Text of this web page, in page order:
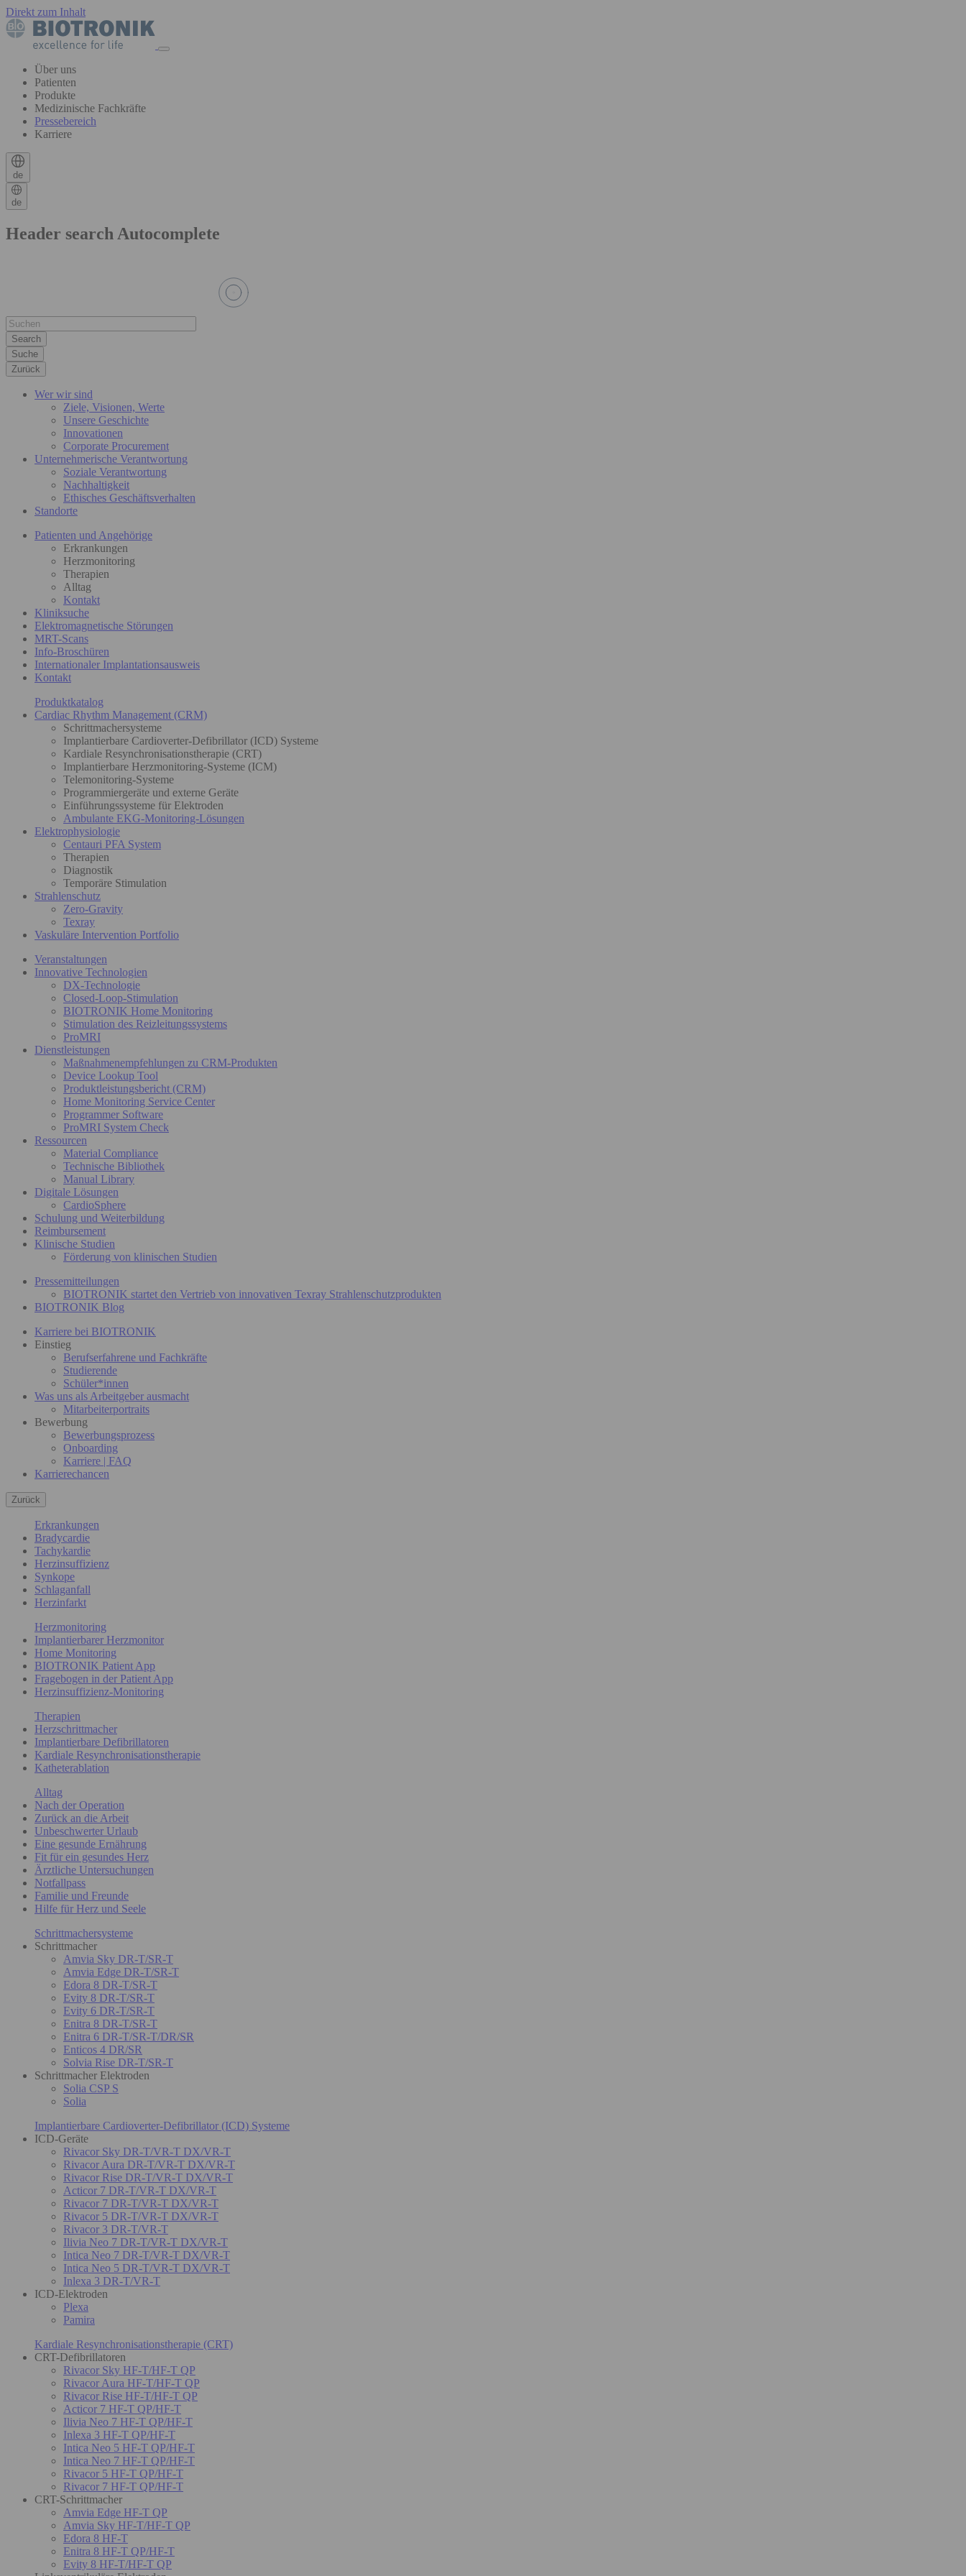
Direkt zum Inhalt
Über uns
Patienten
Produkte
Medizinische Fachkräfte
Pressebereich
Karriere
de
de
Header search Autocomplete
Suche
Zurück
Wer wir sind
Ziele, Visionen, Werte
Unsere Geschichte
Innovationen
Corporate Procurement
Unternehmerische Verantwortung
Soziale Verantwortung
Nachhaltigkeit
Ethisches Geschäftsverhalten
Standorte
Patienten und Angehörige
Erkrankungen
Herzmonitoring
Therapien
Alltag
Kontakt
Kliniksuche
Elektromagnetische Störungen
MRT-Scans
Info-Broschüren
Internationaler Implantationsausweis
Kontakt
Produktkatalog
Cardiac Rhythm Management (CRM)
Schrittmachersysteme
Implantierbare Cardioverter-Defibrillator (ICD) Systeme
Kardiale Resynchronisationstherapie (CRT)
Implantierbare Herzmonitoring-Systeme (ICM)
Telemonitoring-Systeme
Programmiergeräte und externe Geräte
Einführungssysteme für Elektroden
Ambulante EKG-Monitoring-Lösungen
Elektrophysiologie
Centauri PFA System
Therapien
Diagnostik
Temporäre Stimulation
Strahlenschutz
Zero-Gravity
Texray
Vaskuläre Intervention Portfolio
Veranstaltungen
Innovative Technologien
DX-Technologie
Closed-Loop-Stimulation
BIOTRONIK Home Monitoring
Stimulation des Reizleitungssystems
ProMRI
Dienstleistungen
Maßnahmenempfehlungen zu CRM-Produkten
Device Lookup Tool
Produktleistungsbericht (CRM)
Home Monitoring Service Center
Programmer Software
ProMRI System Check
Ressourcen
Material Compliance
Technische Bibliothek
Manual Library
Digitale Lösungen
CardioSphere
Schulung und Weiterbildung
Reimbursement
Klinische Studien
Förderung von klinischen Studien
Pressemitteilungen
BIOTRONIK startet den Vertrieb von innovativen Texray Strahlenschutzprodukten
BIOTRONIK Blog
Karriere bei BIOTRONIK
Einstieg
Berufserfahrene und Fachkräfte
Studierende
Schüler*innen
Was uns als Arbeitgeber ausmacht
Mitarbeiterportraits
Bewerbung
Bewerbungsprozess
Onboarding
Karriere | FAQ
Karrierechancen
Zurück
Erkrankungen
Bradycardie
Tachykardie
Herzinsuffizienz
Synkope
Schlaganfall
Herzinfarkt
Herzmonitoring
Implantierbarer Herzmonitor
Home Monitoring
BIOTRONIK Patient App
Fragebogen in der Patient App
Herzinsuffizienz-Monitoring
Therapien
Herzschrittmacher
Implantierbare Defibrillatoren
Kardiale Resynchronisationstherapie
Katheterablation
Alltag
Nach der Operation
Zurück an die Arbeit
Unbeschwerter Urlaub
Eine gesunde Ernährung
Fit für ein gesundes Herz
Ärztliche Untersuchungen
Notfallpass
Familie und Freunde
Hilfe für Herz und Seele
Schrittmachersysteme
Schrittmacher
Amvia Sky DR-T/SR-T
Amvia Edge DR-T/SR-T
Edora 8 DR-T/SR-T
Evity 8 DR-T/SR-T
Evity 6 DR-T/SR-T
Enitra 8 DR-T/SR-T
Enitra 6 DR-T/SR-T/DR/SR
Enticos 4 DR/SR
Solvia Rise DR-T/SR-T
Schrittmacher Elektroden
Solia CSP S
Solia
Implantierbare Cardioverter-Defibrillator (ICD) Systeme
ICD-Geräte
Rivacor Sky DR-T/VR-T DX/VR-T
Rivacor Aura DR-T/VR-T DX/VR-T
Rivacor Rise DR-T/VR-T DX/VR-T
Acticor 7 DR-T/VR-T DX/VR-T
Rivacor 7 DR-T/VR-T DX/VR-T
Rivacor 5 DR-T/VR-T DX/VR-T
Rivacor 3 DR-T/VR-T
Ilivia Neo 7 DR-T/VR-T DX/VR-T
Intica Neo 7 DR-T/VR-T DX/VR-T
Intica Neo 5 DR-T/VR-T DX/VR-T
Inlexa 3 DR-T/VR-T
ICD-Elektroden
Plexa
Pamira
Kardiale Resynchronisationstherapie (CRT)
CRT-Defibrillatoren
Rivacor Sky HF-T/HF-T QP
Rivacor Aura HF-T/HF-T QP
Rivacor Rise HF-T/HF-T QP
Acticor 7 HF-T QP/HF-T
Ilivia Neo 7 HF-T QP/HF-T
Inlexa 3 HF-T QP/HF-T
Intica Neo 5 HF-T QP/HF-T
Intica Neo 7 HF-T QP/HF-T
Rivacor 5 HF-T QP/HF-T
Rivacor 7 HF-T QP/HF-T
CRT-Schrittmacher
Amvia Edge HF-T QP
Amvia Sky HF-T/HF-T QP
Edora 8 HF-T
Enitra 8 HF-T QP/HF-T
Evity 8 HF-T/HF-T QP